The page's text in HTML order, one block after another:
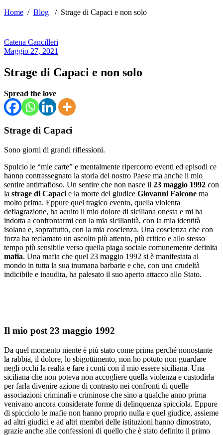
Home / Blog / Strage di Capaci e non solo
Catena Cancilleri
Maggio 27, 2021
Strage di Capaci e non solo
Spread the love
Strage di Capaci
Sono giorni di grandi riflessioni.
Spulcio le “mie carte” e mentalmente ripercorro eventi ed episodi ce
hanno contrassegnato la storia del nostro Paese ma anche il mio
sentire antimafioso. Un sentire che non nasce il 23 maggio 1992 con
la strage di Capaci e la morte del giudice Giovanni Falcone ma
molto prima. Eppure quel tragico evento, quella violenta
deflagrazione, ha acuito il mio dolore di siciliana onesta e mi ha
indotta a confrontarmi con la mia sicilianità, con la mia identità
isolana e, soprattutto, con la mia coscienza. Una coscienza che con
forza ha reclamato un ascolto più attento, più critico e allo stesso
tempo più sensibile verso quella piaga sociale comunemente definita
mafia. Una mafia che quel 23 maggio 1992 si è manifestata al
mondo in tutta la sua inumana barbarie e che, con una crudeltà
indicibile e inaudita, ha palesato il suo aperto attacco allo Stato.
Il mio post 23 maggio 1992
Da quel momento niente è più stato come prima perché nonostante
la rabbia, il dolore, lo sbigottimento, non ho potuto non guardare
negli occhi la realtà e fare i conti con il mio essere siciliana. Una
siciliana che non poteva non accogliere quella violenza e custodirla
per farla divenire azione di contrasto nei confronti di quelle
associazioni criminali e criminose che sino a qualche anno prima
venivano ancora considerate forme di delinquenza spicciola. Eppure
di spicciolo le mafie non hanno proprio nulla e quel giudice, assieme
ad altri giudici e ad altri membri delle istituzioni hanno dimostrato,
grazie anche alle confessioni di quello che è stato definito il primo